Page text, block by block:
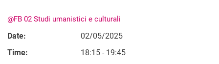
@FB 02 Studi umanistici e culturali
Date:
02/05/2025
Time:
18:15 - 19:45